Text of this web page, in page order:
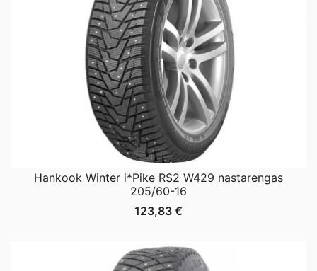
Hankook Winter i*Pike RS2 W429 nastarengas
205/60-16
123,83 €